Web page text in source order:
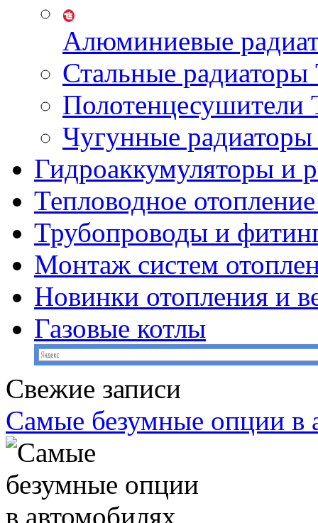
Алюминиевые
Стальные
Чугунные
Гидроаккумуляторы и
Тепловодное
Трубопроводы и
Монтаж систем
Новинки отопления и
Газовые котлы
Свежие записи
Самые безумные опции в